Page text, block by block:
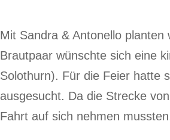
Mit Sandra & Antonello
Brautpaar wünschte sich eine
Solothurn). Für die Feier hatte
ausgesucht. Da die Strecke
Fahrt auf sich nehmen